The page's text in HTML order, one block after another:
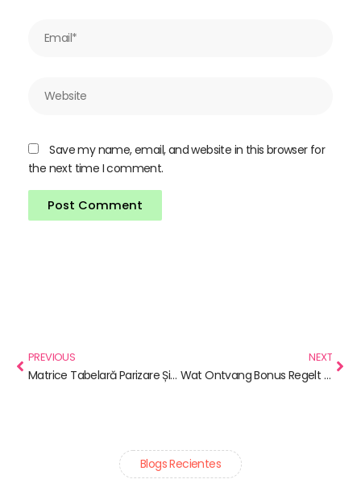
Save my name, email, and website in this browser for
the next time I comment.
PREVIOUS
Matrice Tabelară Parizare Și A Rezista Cazinou De Jocuri De Noroc Opțiune ◦ teritoriul românesc Play Instantly Gameworld Online Casino
NEXT
Wat Ontvang Bonus Regelt WOWPH Gokcasino Zichzelf Verklaren Kakadu Online Casino — Netherlands Win Big Today
Blogs Recientes